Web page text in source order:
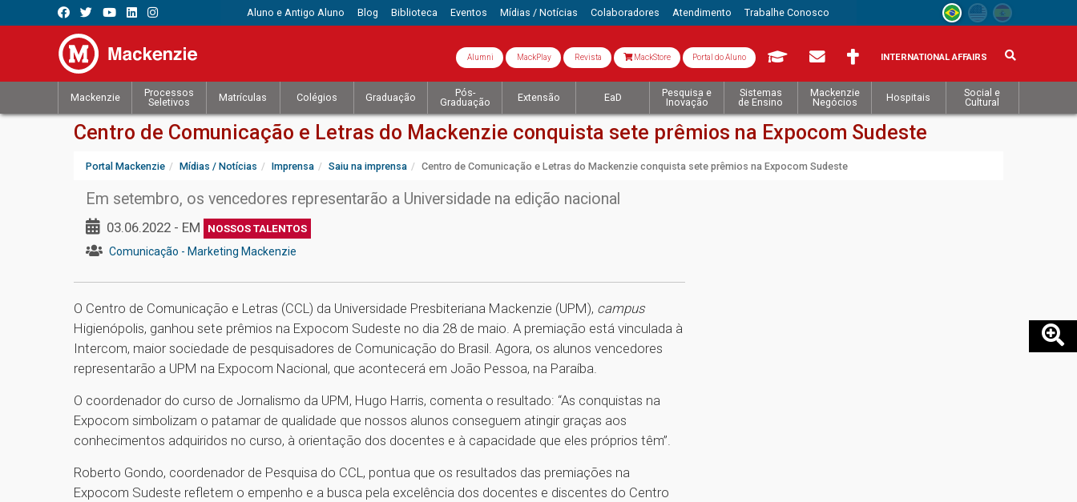
Aluno e Antigo Aluno Blog Biblioteca Eventos Mídias / Notícias Colaboradores Atendimento Trabalhe Conosco
Alumni MackPlay Revista MackStore Portal do Aluno INTERNATIONAL AFFAIRS
Mackenzie
Processos
Seletivos
Matrículas Colégios Graduação
Pós-
Graduação
Extensão EaD
Pesquisa e
Inovação
Sistemas
de Ensino
Mackenzie
Negócios
Hospitais
Social e
Cultural
Centro de Comunicação e Letras do Mackenzie conquista sete prêmios na Expocom Sudeste
Portal Mackenzie Mídias / Notícias Imprensa Saiu na imprensa Centro de Comunicação e Letras do Mackenzie conquista sete prêmios na Expocom Sudeste
Em setembro, os vencedores representarão a Universidade na edição nacional
03.06.2022 - EM NOSSOS TALENTOS
Comunicação - Marketing Mackenzie
O Centro de Comunicação e Letras (CCL) da Universidade Presbiteriana Mackenzie (UPM), campus
Higienópolis, ganhou sete prêmios na Expocom Sudeste no dia 28 de maio. A premiação está vinculada à
Intercom, maior sociedade de pesquisadores de Comunicação do Brasil. Agora, os alunos vencedores
representarão a UPM na Expocom Nacional, que acontecerá em João Pessoa, na Paraíba.
O coordenador do curso de Jornalismo da UPM, Hugo Harris, comenta o resultado: “As conquistas na
Expocom simbolizam o patamar de qualidade que nossos alunos conseguem atingir graças aos
conhecimentos adquiridos no curso, à orientação dos docentes e à capacidade que eles próprios têm”.
Roberto Gondo, coordenador de Pesquisa do CCL, pontua que os resultados das premiações na
Expocom Sudeste refletem o empenho e a busca pela excelência dos docentes e discentes do Centro